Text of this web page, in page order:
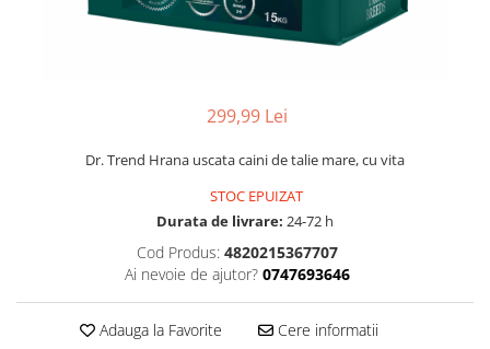
299,99 Lei
Dr. Trend Hrana uscata caini de talie mare, cu vita
STOC EPUIZAT
Durata de livrare: 24-72 h
Cod Produs: 4820215367707
Ai nevoie de ajutor? 0747693646
Adauga la Favorite Cere informatii